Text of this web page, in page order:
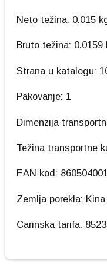
Neto težina: 0.015
Bruto težina: 0.0159
Strana u katalogu:
Pakovanje: 1
Dimenzija
Težina transportne
EAN kod:
Zemlja porekla: Kina
Carinska tarifa: